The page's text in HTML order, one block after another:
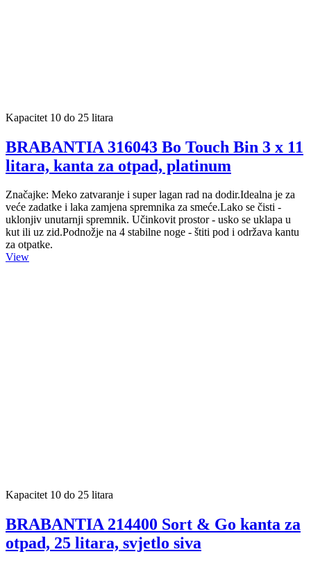
Kapacitet 10 do 25 litara
BRABANTIA 316043 Bo Touch Bin 3 x 11
litara, kanta za otpad, platinum
Značajke: Meko zatvaranje i super lagan rad na dodir.Idealna je za
veće zadatke i laka zamjena spremnika za smeće.Lako se čisti -
uklonjiv unutarnji spremnik. Učinkovit prostor - usko se uklapa u
kut ili uz zid.Podnožje na 4 stabilne noge - štiti pod i održava kantu
za otpatke.
View
Kapacitet 10 do 25 litara
BRABANTIA 214400 Sort & Go kanta za
otpad, 25 litara, svjetlo siva